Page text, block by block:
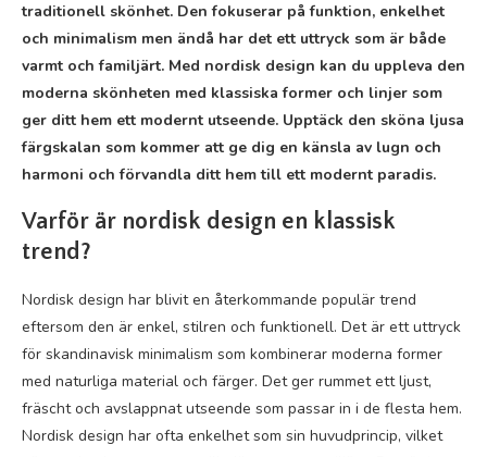
traditionell skönhet. Den fokuserar på funktion, enkelhet
och minimalism men ändå har det ett uttryck som är både
varmt och familjärt. Med nordisk design kan du uppleva den
moderna skönheten med klassiska former och linjer som
ger ditt hem ett modernt utseende. Upptäck den sköna ljusa
färgskalan som kommer att ge dig en känsla av lugn och
harmoni och förvandla ditt hem till ett modernt paradis.
Varför är nordisk design en klassisk
trend?
Nordisk design har blivit en återkommande populär trend
eftersom den är enkel, stilren och funktionell. Det är ett uttryck
för skandinavisk minimalism som kombinerar moderna former
med naturliga material och färger. Det ger rummet ett ljust,
fräscht och avslappnat utseende som passar in i de flesta hem.
Nordisk design har ofta enkelhet som sin huvudprincip, vilket